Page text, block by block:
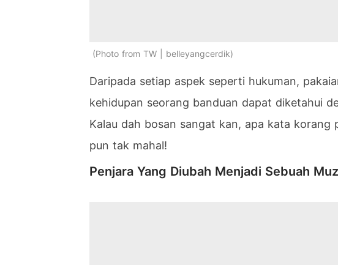
Photo from TW | belleyangcerdik
Daripada setiap aspek seperti hukuman,
kehidupan seorang banduan dapat diketahui
Kalau dah bosan sangat kan, apa kata korang
pun tak mahal!
Penjara Yang Diubah Menjadi Sebuah